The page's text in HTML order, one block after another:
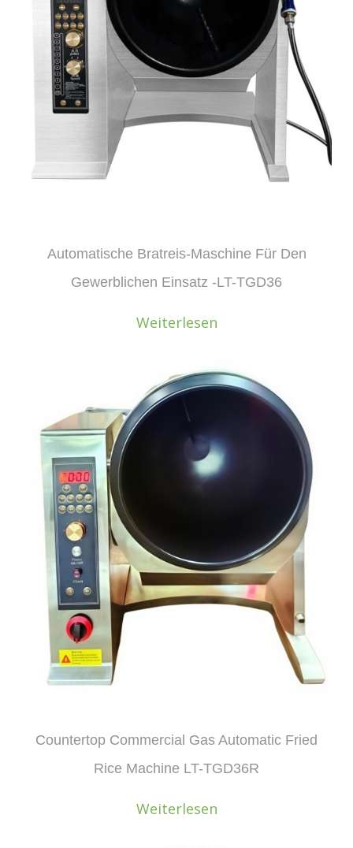
Automatische Bratreis-Maschine Für Den
Gewerblichen Einsatz -LT-TGD36
Weiterlesen
Countertop Commercial Gas Automatic Fried
Rice Machine LT-TGD36R
Weiterlesen